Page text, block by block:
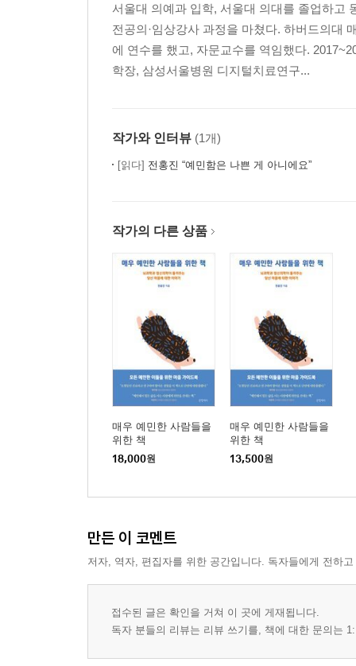
서울대 의예과 입학, 서울대 의대를 졸업하고
전공의·임상강사 과정을 마쳤다. 하버드의대
에 연수를 했고, 자문교수를 역임했다.
학장, 삼성서울병원 디지털치료연구...
작가와 인터뷰 (1개)
[읽다] 전홍진 “예민함은 나쁜 게 아니에요”
작가의 다른 상품
매우 예민한 사람들을
위한 책
18,000원
매우 예민한 사람들을
위한 책
13,500원
만든 이 코멘트
저자, 역자, 편집자를 위한 공간입니다. 독자들에게 전하
접수된 글은 확인을 거쳐 이 곳에 게재됩니다.
독자 분들의 리뷰는 리뷰 쓰기를, 책에 대한 문의는